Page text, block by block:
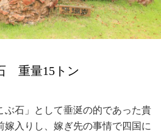
重量15トン
ぶ石」として垂涎の的であった貴
嫁入りし、嫁ぎ先の事情で四国に